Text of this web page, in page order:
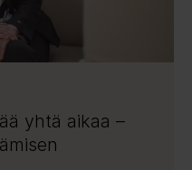
yhtä aikaa –